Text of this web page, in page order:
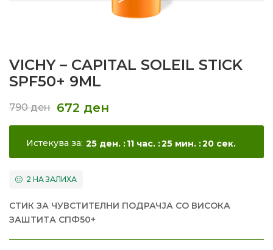
VICHY – CAPITAL SOLEIL STICK
SPF50+ 9ML
790ден 672 ден
Истекува за: 25 ден. 11 час. 25 мин. 19 сек.
2 НА ЗАЛИХА
СТИК ЗА ЧУВСТИТЕЛНИ ПОДРАЧЈА СО ВИСОКА
ЗАШТИТА СПФ50+